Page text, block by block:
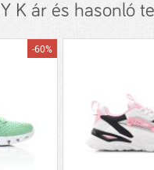
K ár és hasonló
-60%